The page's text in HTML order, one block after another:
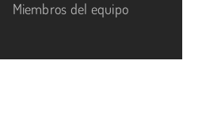
Miembros del equipo